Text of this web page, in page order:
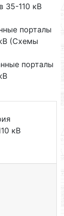
35-110 кВ
порталы
(Схемы
порталы
кВ